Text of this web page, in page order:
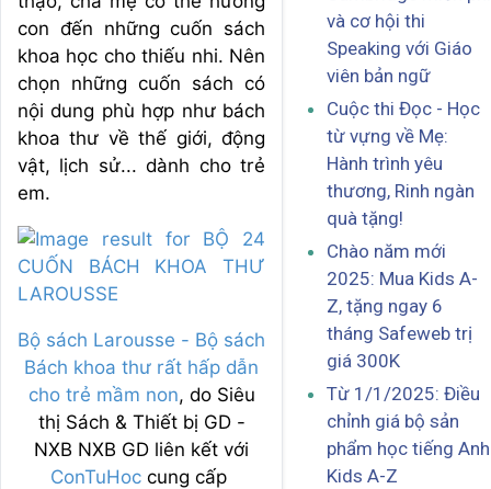
con đến những cuốn sách
khoa học cho thiếu nhi. Nên
chọn những cuốn sách có
nội dung phù hợp như bách
khoa thư về thế giới, động
vật, lịch sử... dành cho trẻ
em.
Bộ sách Larousse - Bộ sách
Bách khoa thư rất hấp dẫn
cho trẻ mầm non, do Siêu
thị Sách & Thiết bị GD -
NXB NXB GD liên kết với
ConTuHoc cung cấp
và cơ hội thi
Speaking với Giáo
viên bản ngữ
Cuộc thi Đọc - Học
từ vựng về Mẹ:
Hành trình yêu
thương, Rinh ngàn
quà tặng!
Chào năm mới
2025: Mua Kids A-
Z, tặng ngay 6
tháng Safeweb trị
giá 300K
Từ 1/1/2025: Điều
chỉnh giá bộ sản
phẩm học tiếng Anh
Kids A-Z